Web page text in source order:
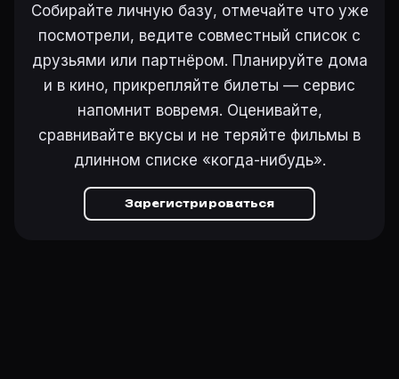
Собирайте личную базу, отмечайте что уже
посмотрели, ведите совместный список с
друзьями или партнёром. Планируйте дома
и в кино, прикрепляйте билеты — сервис
напомнит вовремя. Оценивайте,
сравнивайте вкусы и не теряйте фильмы в
длинном списке «когда-нибудь».
Зарегистрироваться